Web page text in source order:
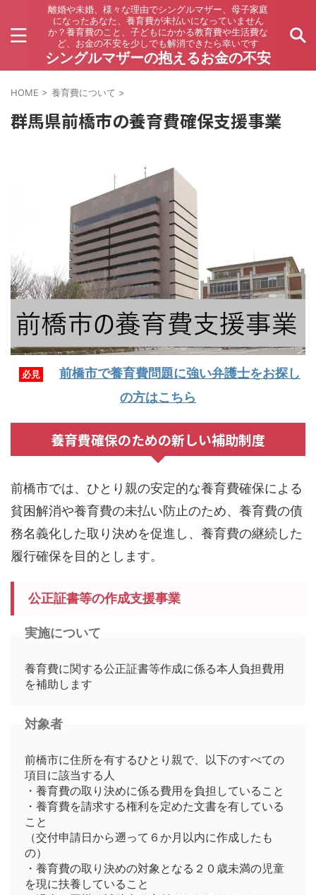
離婚や未婚、様々な理由でシングルマザー、母子家庭
になったあなた、養育費が未払いになっていません
か？養育費のこと、子どもにかかる教育費や生活費な
ど、お金の不安を少しでも解消できたら幸いです
シングルマザーの抱えるお金の不安
HOME > 養育費について >
群馬県前橋市の養育費確保支援事業
必見
前橋市で養育費問題に強い弁護士をお探し
の方はこちら
養育費確保のための新しい補助制度
前橋市では、ひとり親の安定的な養育費確保による
貧困解消や養育費の未払い防止のため、養育費の債
務名義化した取り決めを促進し、養育費の継続した
履行確保を目的とします。
公正証書等の作成支援事業
実施について
養育費に関する公正証書等作成に係る本人負担費用
を補助します
対象者
前橋市に住所を有するひとり親で、以下のすべての
項目に該当する人
・養育費の取り決めに係る費用を負担していること
・養育費を請求する権利を定めた文書を有している
こと
（交付申請日から遡って６か月以内に作成したも
の）
・養育費の取り決めの対象となる２０歳未満の児童
を現に扶養していること